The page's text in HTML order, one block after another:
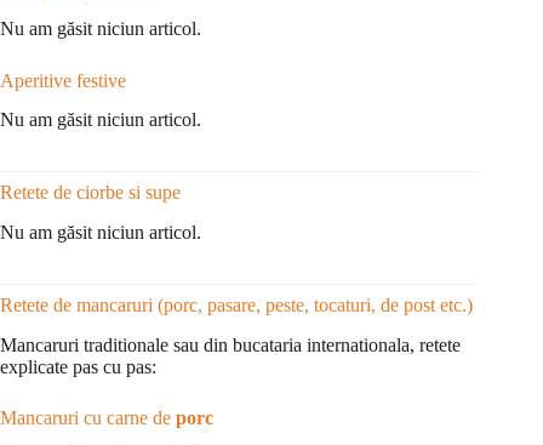
Nu am găsit niciun articol.
Aperitive festive
Nu am găsit niciun articol.
Retete de ciorbe si supe
Nu am găsit niciun articol.
Retete de mancaruri (porc, pasare, peste, tocaturi, de post etc.)
Mancaruri traditionale sau din bucataria internationala, retete
explicate pas cu pas:
Mancaruri cu carne de porc